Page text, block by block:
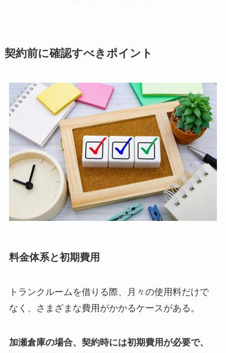
契約前に確認すべきポイント
料金体系と初期費用
トランクルームを借りる際、月々の使用料だけで
なく、さまざまな費用がかかるケースがある。
加瀬倉庫の場合、契約時には初期費用が必要で、